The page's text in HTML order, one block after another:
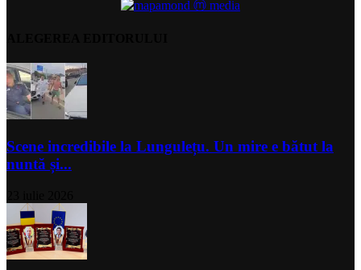
Scene incredibile la Lungulețu. Un mire e bătut la
nuntă și...